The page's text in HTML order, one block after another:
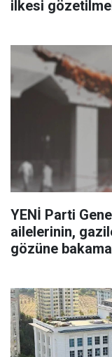
ilkesi
YENİ Parti
ailelerinin,
gözüne